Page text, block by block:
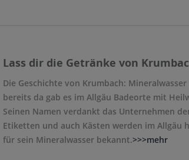
Lass dir die Getränke von
Die Geschichte von Krumbach:
bereits da gab es im Allgäu Badeorte mit
Seinen Namen verdankt das Unternehmen
Etiketten und auch Kästen werden im
für sein Mineralwasser bekannt.>>>mehr